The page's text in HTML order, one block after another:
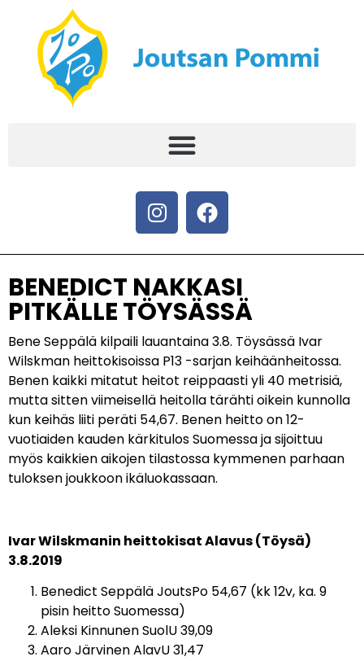
BENEDICT NAKKASI
PITKÄLLE TÖYSÄSSÄ
Bene Seppälä kilpaili lauantaina 3.8. Töysässä Ivar
Wilskman heittokisoissa P13 -sarjan keihäänheitossa.
Benen kaikki mitatut heitot reippaasti yli 40 metrisiä,
mutta sitten viimeisellä heitolla tärähti oikein kunnolla
kun keihäs liiti peräti 54,67. Benen heitto on 12-
vuotiaiden kauden kärkitulos Suomessa ja sijoittuu
myös kaikkien aikojen tilastossa kymmenen parhaan
tuloksen joukkoon ikäluokassaan.
Ivar Wilskmanin heittokisat Alavus (Töysä)
3.8.2019
Benedict Seppälä JoutsPo 54,67 (kk 12v, ka. 9
pisin heitto Suomessa)
Aleksi Kinnunen SuolU 39,09
Aaro Järvinen AlavU 31,47